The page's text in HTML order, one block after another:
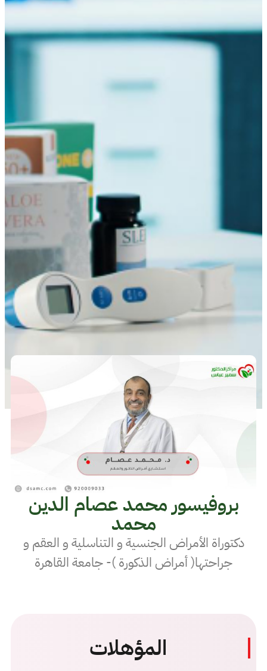
بروفيسور محمد عصام الدين
محمد
دكتوراة الأمراض الجنسية و التناسلية و العقم و
جراحتها( أمراض الذكورة )- جامعة القاهرة
المؤهلات